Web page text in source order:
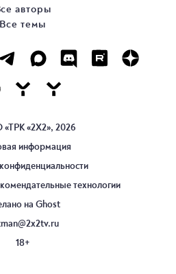
авторы
Все темы
«2Х2», 2026
информация
технологии
на Ghost
18+